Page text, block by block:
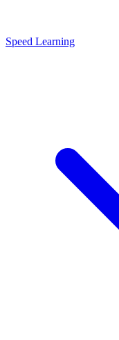
Speed Learning